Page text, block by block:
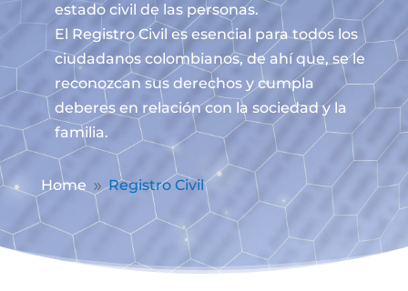
estado civil de las personas.
El Registro Civil es esencial para todos los
ciudadanos colombianos, de ahí que, se le
reconozcan sus derechos y cumpla
deberes en relación con la sociedad y la
familia.
Home 9 Registro Civil